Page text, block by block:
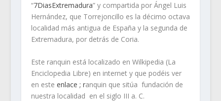
“7DiasExtremadura” y compartida por Ángel Luis
Hernández, que Torrejoncillo es la décimo octava
localidad más antigua de España y la segunda de
Extremadura, por detrás de Coria.
Este ranquin está localizado en Wilkipedia (La
Enciclopedia Libre) en internet y que podéis ver
en este enlace ; ranquin que sitúa fundación de
nuestra localidad en el siglo III a. C.